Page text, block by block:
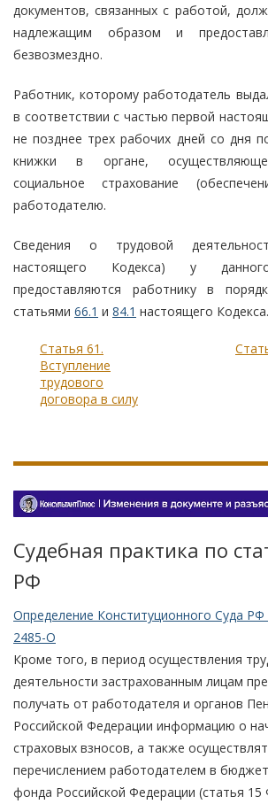
документов, связанных с работой,
надлежащим образом и
безвозмездно.
Работник, которому работодатель
в соответствии с частью первой
не позднее трех рабочих дней со дня
книжки в органе,
социальное страхование
работодателю.
Сведения о трудовой
настоящего Кодекса) у
предоставляются работнику в
статьями 66.1 и 84.1 настоящего Кодекса.
Статья 61.
Вступление
трудового
договора в силу
Судебная практика по
РФ
Определение Конституционного Суда РФ
2485-О
Кроме того, в период осуществления
деятельности застрахованным лицам
получать от работодателя и органов
Российской Федерации информацию о
страховых взносов, а также
перечислением работодателем в
фонда Российской Федерации (статья 15